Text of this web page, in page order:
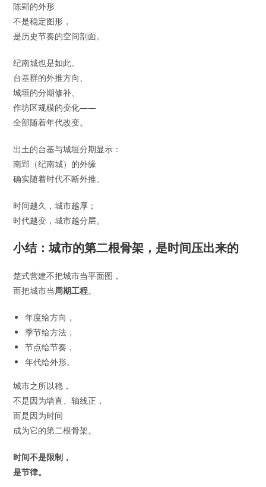
陈郢的外形
不是稳定图形，
是历史节奏的空间剖面。
纪南城也是如此。
台基群的外推方向、
城垣的分期修补、
作坊区规模的变化——
全部随着年代改变。
出土的台基与城垣分期显示：
南郢（纪南城）的外缘
确实随着时代不断外推。
时间越久，城市越厚；
时代越变，城市越分层。
小结：城市的第二根骨架，是时间压出来的
楚式营建不把城市当平面图，
而把城市当周期工程。
年度给方向，
季节给方法，
节点给节奏，
年代给外形。
城市之所以稳，
不是因为墙直、轴线正，
而是因为时间
成为它的第二根骨架。
时间不是限制，
是节律。